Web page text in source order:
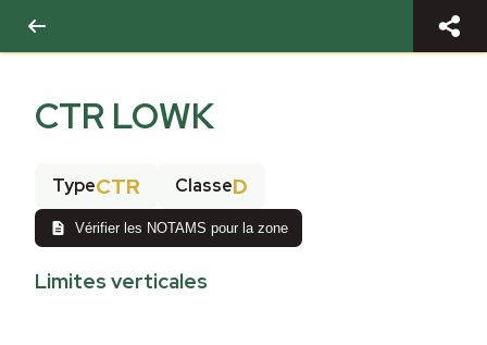
CTR LOWK
TypeCTR ClasseD
Vérifier les NOTAMS pour la zone
Limites verticales